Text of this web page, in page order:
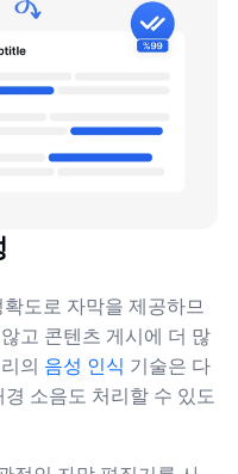
도로 자막을 제공하므
고 콘텐츠 게시에 더 많
의 음성 인식 기술은 다
소음도 처리할 수 있도